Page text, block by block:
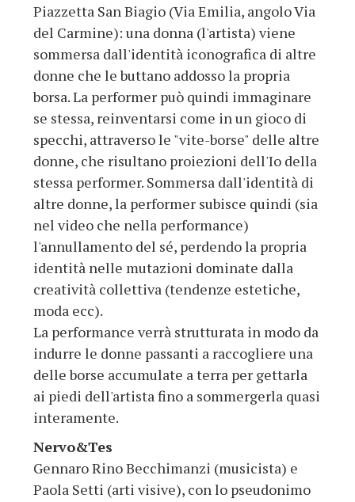
Piazzetta San Biagio (Via Emilia, angolo Via
del Carmine): una donna (l'artista) viene
sommersa dall'identità iconografica di altre
donne che le buttano addosso la propria
borsa. La performer può quindi immaginare
se stessa, reinventarsi come in un gioco di
specchi, attraverso le "vite-borse" delle altre
donne, che risultano proiezioni dell'Io della
stessa performer. Sommersa dall'identità di
altre donne, la performer subisce quindi (sia
nel video che nella performance)
l'annullamento del sé, perdendo la propria
identità nelle mutazioni dominate dalla
creatività collettiva (tendenze estetiche,
moda ecc).
La performance verrà strutturata in modo da
indurre le donne passanti a raccogliere una
delle borse accumulate a terra per gettarla
ai piedi dell'artista fino a sommergerla quasi
interamente.
Nervo&Tes
Gennaro Rino Becchimanzi (musicista) e
Paola Setti (arti visive), con lo pseudonimo